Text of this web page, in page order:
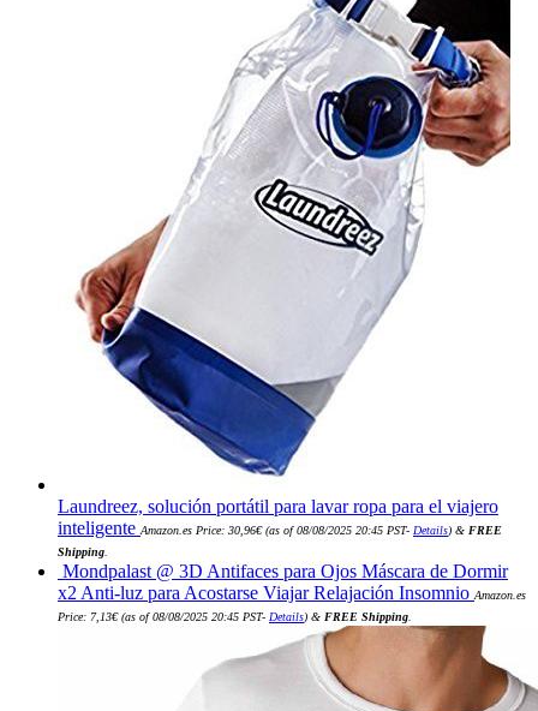
Laundreez, solución portátil para lavar ropa para el viajero
inteligente Amazon.es Price: 30,96€(as of 08/08/2025 20:45 PST- Details) & FREE
Shipping
Mondpalast @ 3D Antifaces para Ojos Máscara de Dormir
x2 Anti-luz para Acostarse Viajar Relajación Insomnio Amazon.es
Price: 7,13€(as of 08/08/2025 20:45 PST- Details) & FREE Shipping